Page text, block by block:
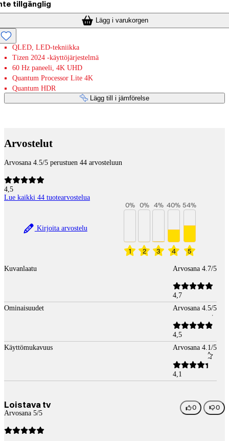
tillgänglig
Lägg i varukorgen
QLED, LED-tekniikka
Tizen 2024 -käyttöjärjestelmä
60 Hz paneeli, 4K UHD
Quantum Processor Lite 4K
Quantum HDR
Lägg till i jämförelse
Arvostelut
Arvosana 4.5/5 perustuen 44 arvosteluun
4,5
Lue kaikki 44 tuotearvostelua
Kirjoita arvostelu
1
0%
2
0%
3
4%
4
40%
5
54%
Kuvanlaatu Arvosana 4.7/5
4,7
Ominaisuudet
Arvosana 4.5/5
4,5
Käyttömukavuus
Arvosana 4.1/5
4,1
Loistava tv
Arvosana 5/5
0 0